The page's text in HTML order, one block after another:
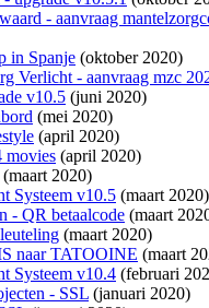
- aanvraag
in Spanje (oktober 2020)
Verlicht - aanvraag mzc
v10.5 (juni 2020)
(mei 2020)
(april 2020)
movies (april 2020)
(maart 2020)
Systeem v10.5 (maart 2020)
- QR betaalcode (maart
(maart 2020)
naar TATOOINE (maart
Systeem v10.4 (februari
- SSL (januari 2020)